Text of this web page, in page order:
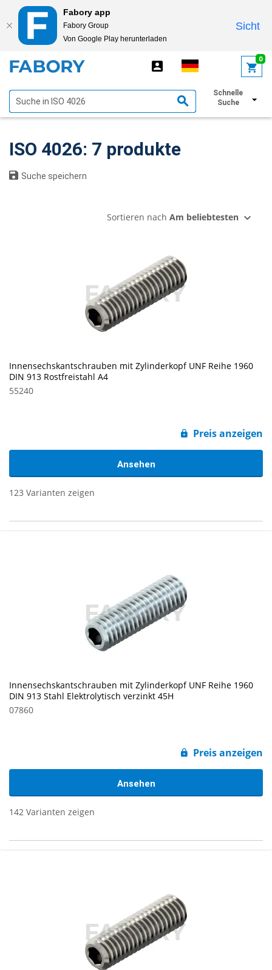
Fabory app
Fabory Group
Von Google Play herunterladen
Sicht
0
Schnelle
Suche
ISO 4026: 7 produkte
Suche speichern
Sortieren nach Am beliebtesten
Innensechskantschrauben mit Zylinderkopf UNF Reihe 1960
DIN 913 Rostfreistahl A4
55240
Preis anzeigen
Ansehen
123 Varianten zeigen
Innensechskantschrauben mit Zylinderkopf UNF Reihe 1960
DIN 913 Stahl Elektrolytisch verzinkt 45H
07860
Preis anzeigen
Ansehen
142 Varianten zeigen